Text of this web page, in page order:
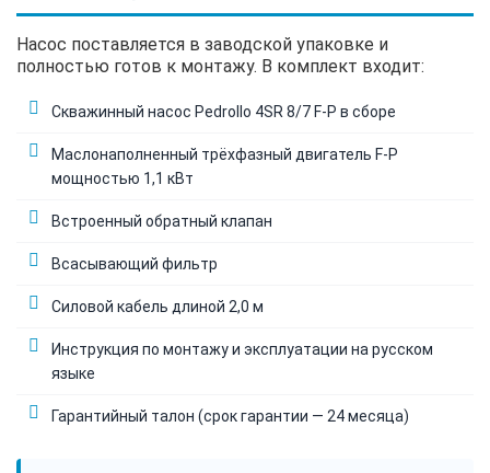
Насос поставляется в заводской упаковке и
полностью готов к монтажу. В комплект входит:
Скважинный насос Pedrollo 4SR 8/7 F-P в сборе
Маслонаполненный трёхфазный двигатель F-P
мощностью 1,1 кВт
Встроенный обратный клапан
Всасывающий фильтр
Силовой кабель длиной 2,0 м
Инструкция по монтажу и эксплуатации на русском
языке
Гарантийный талон (срок гарантии — 24 месяца)